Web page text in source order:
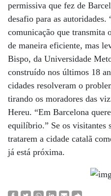
permissiva que fez de
desafio para as autoridades.
comunicação que transmita
de maneira eficiente, mas
Bispo, da Universidade
construído nos últimos 18
cidades resolveram o
tirando os moradores das
Hereu. “Em Barcelona
equilíbrio.” Se os visitantes
tratarem a cidade catalã
já está próxima.